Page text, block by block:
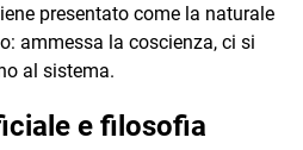
presentato come la naturale
ammessa la coscienza, ci si
al sistema.
e filosofia